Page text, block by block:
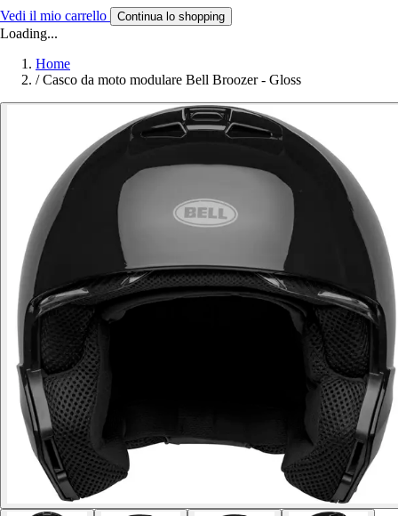
Vedi il mio carrello Continua lo shopping
Loading...
Home
/ Casco da moto modulare Bell Broozer - Gloss